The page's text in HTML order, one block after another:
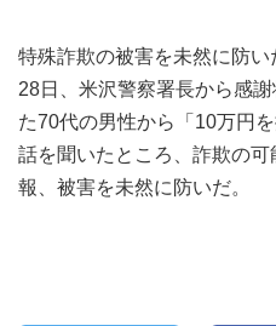
お申し込み
〒041-0801
北海道函館市桔梗町379-31
0138-34-2525
営業時間 9:00～18:00
特殊詐欺の被害を未然に防
28日、米沢警察署長から感
た70代の男性から「10万円
話を聞いたところ、詐欺の
報、被害を未然に防いだ。